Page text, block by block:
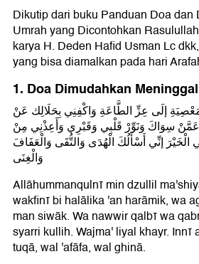
Dikutip dari buku Panduan Doa dan
Umrah yang Dicontohkan
karya H. Deden Hafid Usman Lc
yang bisa diamalkan pada hari
1. Doa Dimudahkan
إلَى عِزِّ الطَّاعَةِ وَاكْفِنِي بِحَلَالِك عَنْ
سِوَاكَ وَنَوِّرْ قَلْبِي وَقَبْرِي وَأَعِذْنِي مِنْ
الْخَيْرَ إنِّي أَسْأَلُكَ الْهُدَى وَالتُّقَى وَالْعَفَافَ
وَالْغِنَى
Allāhummanqulnī min dzullil
wakfinī bi halālika 'an harāmik, wa
man siwāk. Wa nawwir qalbī wa
syarri kullih. Wajma' liyal khayr. Innī
tuqā, wal 'afāfa, wal ghinā.